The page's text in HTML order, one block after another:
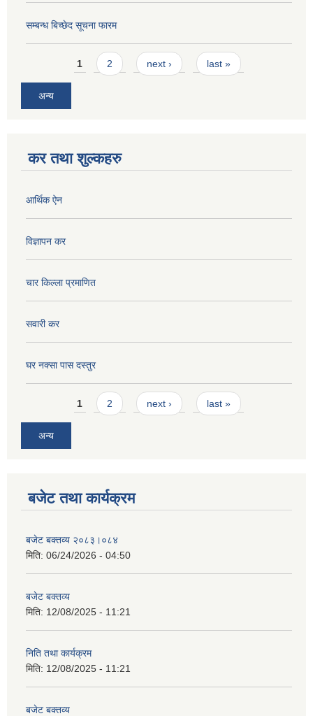
सम्बन्ध बिच्छेद सूचना फारम
Pages1 2 next › last »
अन्य
कर तथा शुल्कहरु
आर्थिक ऐन
विज्ञापन कर
चार किल्ला प्रमाणित
सवारी कर
घर नक्सा पास दस्तुर
Pages1 2 next › last »
अन्य
बजेट तथा कार्यक्रम
बजेट बक्तव्य २०८३।०८४
मिति: 06/24/2026 - 04:50
बजेट बक्तव्य
मिति: 12/08/2025 - 11:21
निति तथा कार्यक्रम
मिति: 12/08/2025 - 11:21
बजेट बक्तव्य